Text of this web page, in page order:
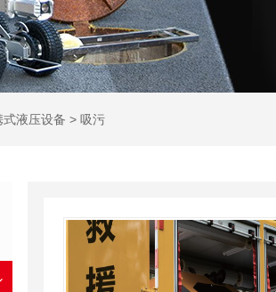
式液压设备 > 吸污